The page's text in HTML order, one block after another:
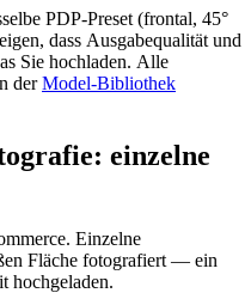
PDP-Preset (frontal, 45°
dass Ausgabequalität und
Sie hochladen. Alle
derModel-Bibliothek
einzelne
Einzelne
Fläche fotografiert — ein
hochgeladen.